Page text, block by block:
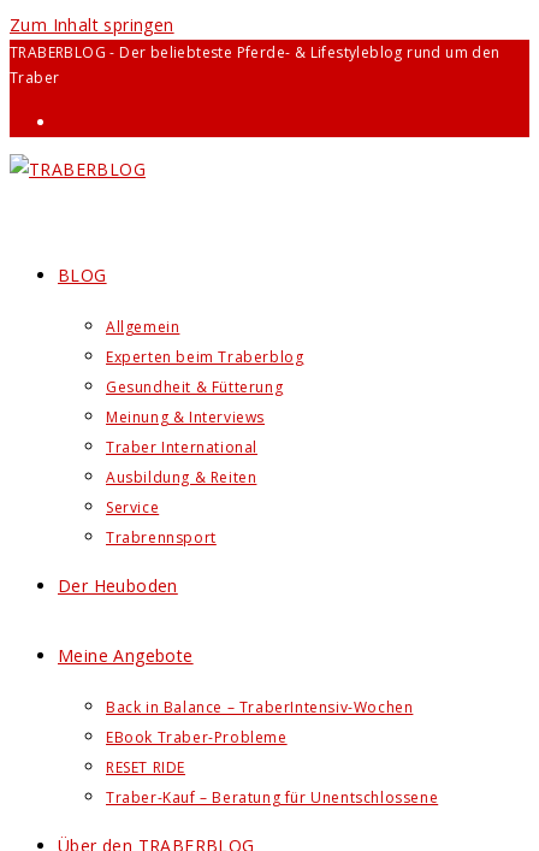
Zum Inhalt springen
TRABERBLOG - Der beliebteste Pferde- & Lifestyleblog rund um den
Traber
BLOG
Allgemein
Experten beim Traberblog
Gesundheit & Fütterung
Meinung & Interviews
Traber International
Ausbildung & Reiten
Service
Trabrennsport
Der Heuboden
Meine Angebote
Back in Balance – TraberIntensiv-Wochen
EBook Traber-Probleme
RESET RIDE
Traber-Kauf – Beratung für Unentschlossene
Über den TRABERBLOG